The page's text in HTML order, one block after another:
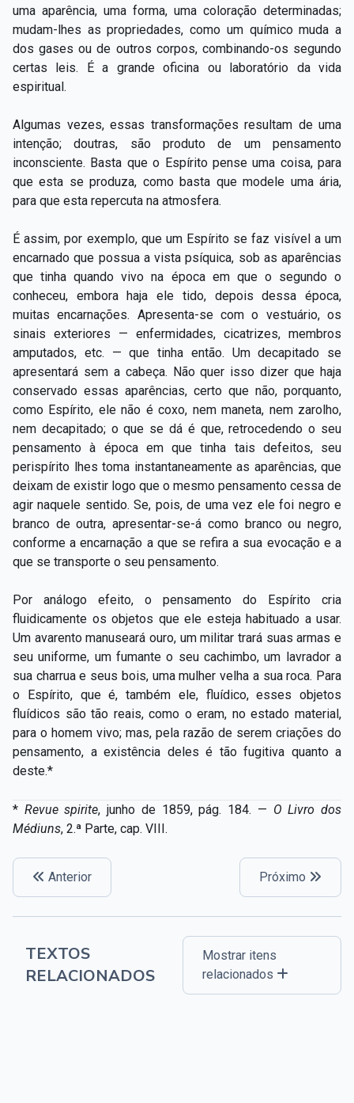
uma aparência, uma forma, uma coloração determinadas;
mudam-lhes as propriedades, como um químico muda a
dos gases ou de outros corpos, combinando-os segundo
certas leis. É a grande oficina ou laboratório da vida
espiritual.
Algumas vezes, essas transformações resultam de uma
intenção; doutras, são produto de um pensamento
inconsciente. Basta que o Espírito pense uma coisa, para
que esta se produza, como basta que modele uma ária,
para que esta repercuta na atmosfera.
É assim, por exemplo, que um Espírito se faz visível a um
encarnado que possua a vista psíquica, sob as aparências
que tinha quando vivo na época em que o segundo o
conheceu, embora haja ele tido, depois dessa época,
muitas encarnações. Apresenta-se com o vestuário, os
sinais exteriores — enfermidades, cicatrizes, membros
amputados, etc. — que tinha então. Um decapitado se
apresentará sem a cabeça. Não quer isso dizer que haja
conservado essas aparências, certo que não, porquanto,
como Espírito, ele não é coxo, nem maneta, nem zarolho,
nem decapitado; o que se dá é que, retrocedendo o seu
pensamento à época em que tinha tais defeitos, seu
perispírito lhes toma instantaneamente as aparências, que
deixam de existir logo que o mesmo pensamento cessa de
agir naquele sentido.Se, pois, de uma vez ele foi negro e
branco de outra, apresentar-se-á como branco ou negro,
conforme a encarnação a que se refira a sua evocação e a
que se transporte o seu pensamento.
Por análogo efeito, o pensamento do Espírito cria
fluidicamente os objetos que ele esteja habituado a usar.
Um avarento manuseará ouro, um militar trará suas armas e
seu uniforme, um fumante o seu cachimbo, um lavrador a
sua charrua e seus bois, uma mulher velha a sua roca. Para
o Espírito, que é, também ele, fluídico, esses objetos
fluídicos são tão reais, como o eram, no estado material,
para o homem vivo; mas, pela razão de serem criações do
pensamento, a existência deles é tão fugitiva quanto a
deste.*
* Revue spirite, junho de 1859, pág. 184. — O Livro dos
Médiuns, 2.ª Parte, cap. VIII.
Anterior Próximo
TEXTOS
RELACIONADOS
Mostrar itens
relacionados